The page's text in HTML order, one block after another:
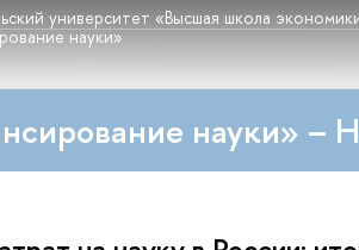
университет «Высшая школа
науки»
науки» –